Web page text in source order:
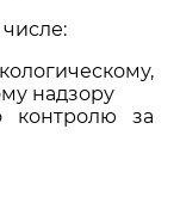
надзору
контролю за